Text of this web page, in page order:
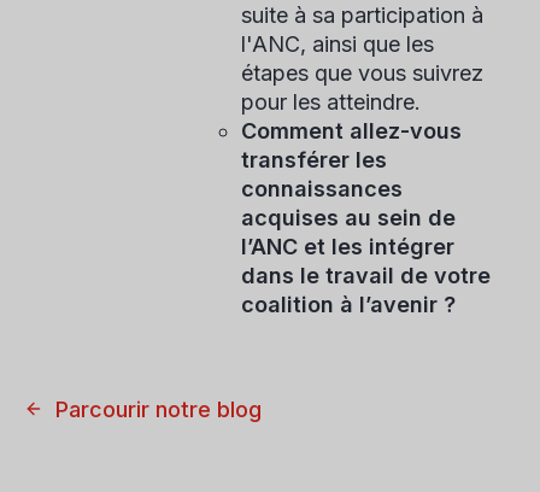
suite à sa participation à
l'ANC, ainsi que les
étapes que vous suivrez
pour les atteindre.
Comment allez-vous
transférer les
connaissances
acquises au sein de
l’ANC et les intégrer
dans le travail de votre
coalition à l’avenir ?
Parcourir notre blog